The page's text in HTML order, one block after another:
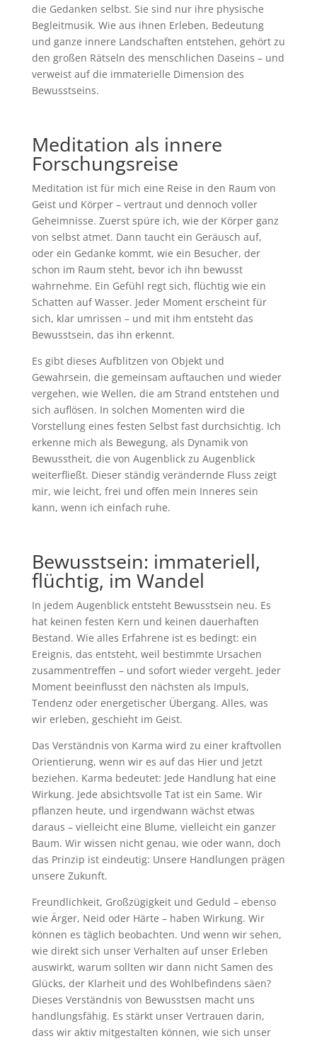
die Gedanken selbst. Sie sind nur ihre physische
Begleitmusik. Wie aus ihnen Erleben, Bedeutung
und ganze innere Landschaften entstehen, gehört zu
den großen Rätseln des menschlichen Daseins – und
verweist auf die immaterielle Dimension des
Bewusstseins.
Meditation als innere
Forschungsreise
Meditation ist für mich eine Reise in den Raum von
Geist und Körper – vertraut und dennoch voller
Geheimnisse. Zuerst spüre ich, wie der Körper ganz
von selbst atmet. Dann taucht ein Geräusch auf,
oder ein Gedanke kommt, wie ein Besucher, der
schon im Raum steht, bevor ich ihn bewusst
wahrnehme. Ein Gefühl regt sich, flüchtig wie ein
Schatten auf Wasser. Jeder Moment erscheint für
sich, klar umrissen – und mit ihm entsteht das
Bewusstsein, das ihn erkennt.
Es gibt dieses Aufblitzen von Objekt und
Gewahrsein, die gemeinsam auftauchen und wieder
vergehen, wie Wellen, die am Strand entstehen und
sich auflösen. In solchen Momenten wird die
Vorstellung eines festen Selbst fast durchsichtig. Ich
erkenne mich als Bewegung, als Dynamik von
Bewusstheit, die von Augenblick zu Augenblick
weiterfließt. Dieser ständig verändernde Fluss zeigt
mir, wie leicht, frei und offen mein Inneres sein
kann, wenn ich einfach ruhe.
Bewusstsein: immateriell,
flüchtig, im Wandel
In jedem Augenblick entsteht Bewusstsein neu. Es
hat keinen festen Kern und keinen dauerhaften
Bestand. Wie alles Erfahrene ist es bedingt: ein
Ereignis, das entsteht, weil bestimmte Ursachen
zusammentreffen – und sofort wieder vergeht. Jeder
Moment beeinflusst den nächsten als Impuls,
Tendenz oder energetischer Übergang. Alles, was
wir erleben, geschieht im Geist.
Das Verständnis von Karma wird zu einer kraftvollen
Orientierung, wenn wir es auf das Hier und Jetzt
beziehen. Karma bedeutet: Jede Handlung hat eine
Wirkung. Jede absichtsvolle Tat ist ein Same. Wir
pflanzen heute, und irgendwann wächst etwas
daraus – vielleicht eine Blume, vielleicht ein ganzer
Baum. Wir wissen nicht genau, wie oder wann, doch
das Prinzip ist eindeutig: Unsere Handlungen prägen
unsere Zukunft.
Freundlichkeit, Großzügigkeit und Geduld – ebenso
wie Ärger, Neid oder Härte – haben Wirkung. Wir
können es täglich beobachten. Und wenn wir sehen,
wie direkt sich unser Verhalten auf unser Erleben
auswirkt, warum sollten wir dann nicht Samen des
Glücks, der Klarheit und des Wohlbefindens säen?
Dieses Verständnis von Bewusstsen macht uns
handlungsfähig. Es stärkt unser Vertrauen darin,
dass wir aktiv mitgestalten können, wie sich unser